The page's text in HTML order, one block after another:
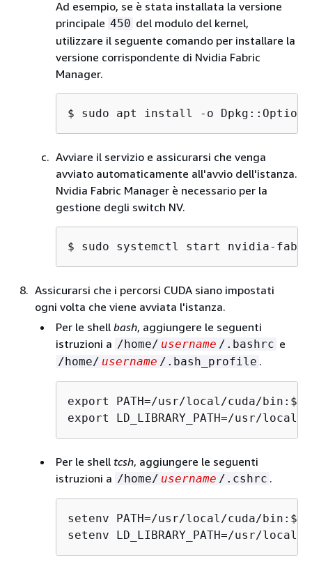
Ad esempio, se è stata installata la versione
principale 450 del modulo del kernel,
utilizzare il seguente comando per installare la
versione corrispondente di Nvidia Fabric
Manager.
$ sudo apt install -o
Avviare il servizio e assicurarsi che venga
avviato automaticamente all'avvio dell'istanza.
Nvidia Fabric Manager è necessario per la
gestione degli switch NV.
$ sudo systemctl start nvidia-
Assicurarsi che i percorsi CUDA siano impostati
ogni volta che viene avviata l'istanza.
Per le shell bash, aggiungere le seguenti
istruzioni a /home/ username /.bashrc e
/home/ username /.bash_profile .
export PATH=/usr/local/cuda/
export LD_LIBRARY_PATH=/usr/
Per le shell tcsh, aggiungere le seguenti
istruzioni a /home/ username /.cshrc .
setenv PATH=/usr/local/cuda/
setenv LD_LIBRARY_PATH=/usr/